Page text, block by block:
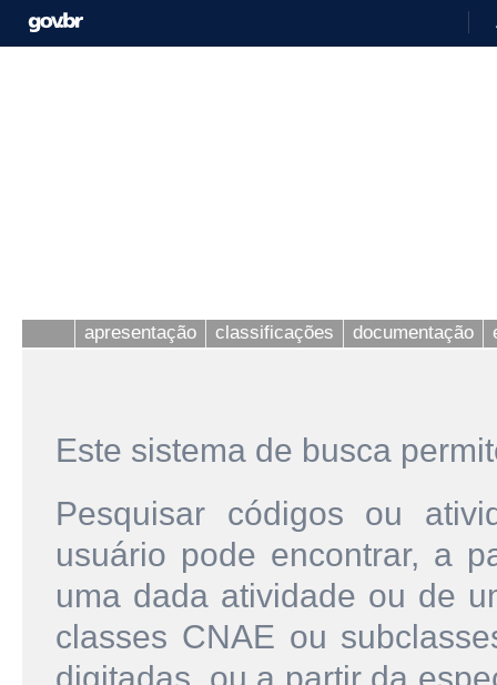
apresentação classificações documentação
Este sistema de busca
Pesquisar códigos ou
usuário pode encontrar, a
uma dada atividade ou de
classes CNAE ou
digitadas, ou a partir da